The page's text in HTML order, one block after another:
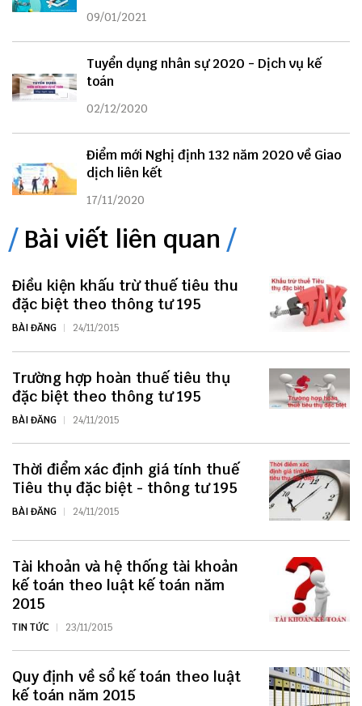
09/01/2021
Tuyển dụng nhân sự 2020 - Dịch vụ kế
toán
02/12/2020
Điểm mới Nghị định 132 năm 2020 về Giao
dịch liên kết
17/11/2020
Bài viết liên quan
Điều kiện khấu trừ thuế tiêu thu
đặc biệt theo thông tư 195
BÀI ĐĂNG 24/11/2015
Trường hợp hoàn thuế tiêu thụ
đặc biệt theo thông tư 195
BÀI ĐĂNG 24/11/2015
Thời điểm xác định giá tính thuế
Tiêu thụ đặc biệt - thông tư 195
BÀI ĐĂNG 24/11/2015
Tài khoản và hệ thống tài khoản
kế toán theo luật kế toán năm
2015
TIN TỨC 23/11/2015
Quy định về sổ kế toán theo luật
kế toán năm 2015